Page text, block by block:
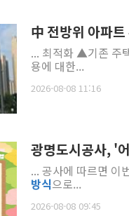
中 전방위 아파
... 최적화 ▲기존 주
용에 대한...
2026-08-08 11:16
광명도시공사, '
... 공사에 따르면 이
방식으로...
2026-08-08 09:45